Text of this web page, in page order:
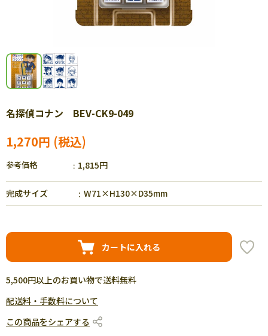
名探偵コナン BEV-CK9-049
1,270円
参考価格 1,815円
完成サイズ W71×H130×D35mm
カートに入れる
5,500円以上のお買い物で送料無料
配送料・手数料について
この商品をシェアする